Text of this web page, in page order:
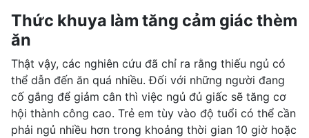
Thức khuya làm tăng cảm giác thèm
ăn
Thật vậy, các nghiên cứu đã chỉ ra rằng thiếu ngủ có
thể dẫn đến ăn quá nhiều. Đối với những người đang
cố gắng để giảm cân thì việc ngủ đủ giấc sẽ tăng cơ
hội thành công cao. Trẻ em tùy vào độ tuổi có thể cần
phải ngủ nhiều hơn trong khoảng thời gian 10 giờ hoặc